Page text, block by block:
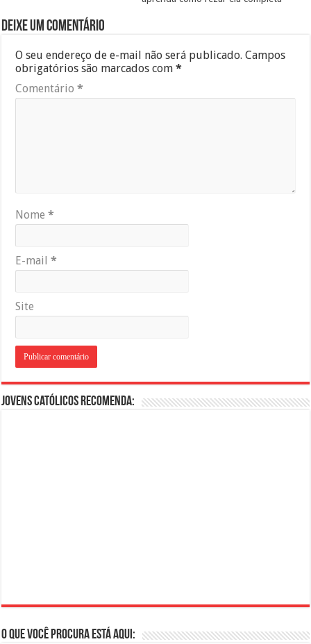
Deixe um comentário
O seu endereço de e-mail não será publicado. Campos
obrigatórios são marcados com*
Comentário*
Nome*
E-mail*
Site
Jovens Católicos Recomenda:
O que você procura está aqui: